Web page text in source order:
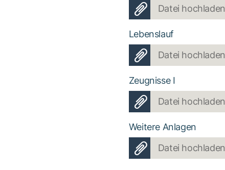
Datei hochladen
Lebenslauf
Datei hochladen
Zeugnisse I
Datei hochladen
Weitere Anlagen
Datei hochladen